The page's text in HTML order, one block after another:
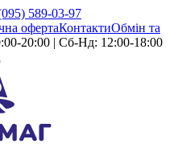
589-03-97
офертаКонтактиОбмін та
20:00 | Сб-Нд: 12:00-18:00